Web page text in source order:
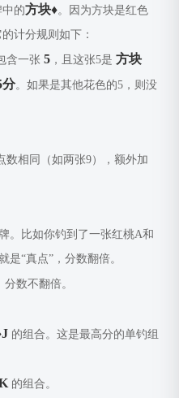
中的方块♦️。因为方块是红色
计分规则如下：
含一张5 ，且这张5是方块
分。如果是其他花色的5，则没
数相同（如两张9），额外加
。比如你钓到了一张红桃A和
是“真点”，分数翻倍。
数不翻倍。
的组合。这是最高分的单钓组
的组合。